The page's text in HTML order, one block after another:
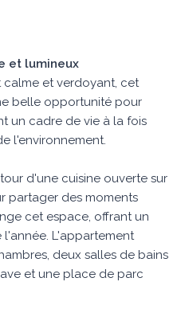
et lumineux
calme et verdoyant, cet
belle opportunité pour
un cadre de vie à la fois
l'environnement.
d'une cuisine ouverte sur
partager des moments
cet espace, offrant un
L'appartement
deux salles de bains
et une place de parc